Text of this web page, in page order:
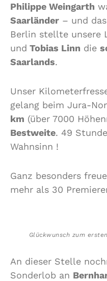
Philippe Weingarth
Saarländer – und
Berlin stellte unsere
und Tobias Linn die
Saarlands.
Unser
gelang beim Jura-
km (über 7000
Bestweite. 49
Wahnsinn !
Ganz besonders
mehr als 30
Glückwunsch zum
An dieser Stelle
Sonderlob an